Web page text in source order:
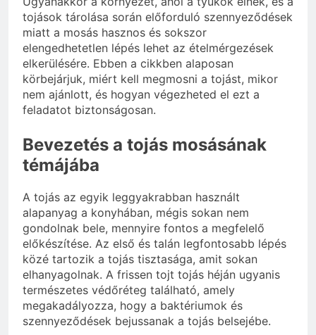
tojások tárolása során előforduló szennyeződések
miatt a mosás hasznos és sokszor
elengedhetetlen lépés lehet az ételmérgezések
elkerülésére. Ebben a cikkben alaposan
körbejárjuk, miért kell megmosni a tojást, mikor
nem ajánlott, és hogyan végezheted el ezt a
feladatot biztonságosan.
Bevezetés a tojás mosásának
témájába
A tojás az egyik leggyakrabban használt
alapanyag a konyhában, mégis sokan nem
gondolnak bele, mennyire fontos a megfelelő
előkészítése. Az első és talán legfontosabb lépés
közé tartozik a tojás tisztasága, amit sokan
elhanyagolnak. A frissen tojt tojás héján ugyanis
természetes védőréteg található, amely
megakadályozza, hogy a baktériumok és
szennyeződések bejussanak a tojás belsejébe.